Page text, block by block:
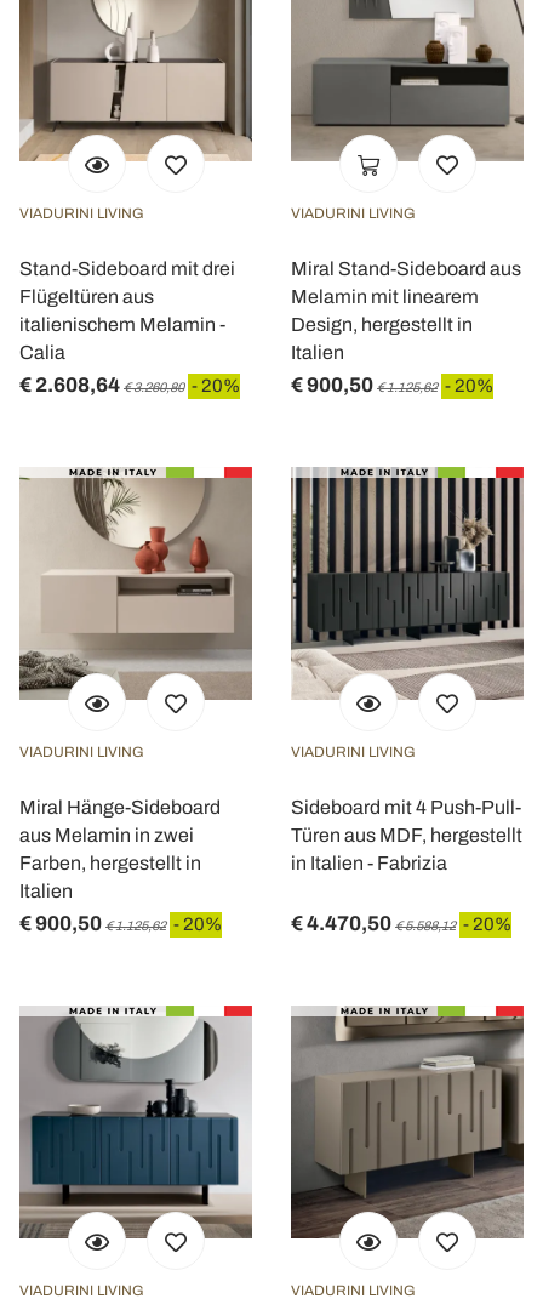
VIADURINI LIVING
Stand-Sideboard mit drei
Flügeltüren aus
italienischem Melamin -
Calia
€ 2.608,64 € 3.260,80 - 20%
VIADURINI LIVING
Miral Stand-Sideboard aus
Melamin mit linearem
Design, hergestellt in
Italien
€ 900,50 € 1.125,62 - 20%
VIADURINI LIVING
Miral Hänge-Sideboard
aus Melamin in zwei
Farben, hergestellt in
Italien
€ 900,50 € 1.125,62 - 20%
VIADURINI LIVING
Sideboard mit 4 Push-Pull-
Türen aus MDF, hergestellt
in Italien - Fabrizia
€ 4.470,50 € 5.588,12 - 20%
VIADURINI LIVING VIADURINI LIVING